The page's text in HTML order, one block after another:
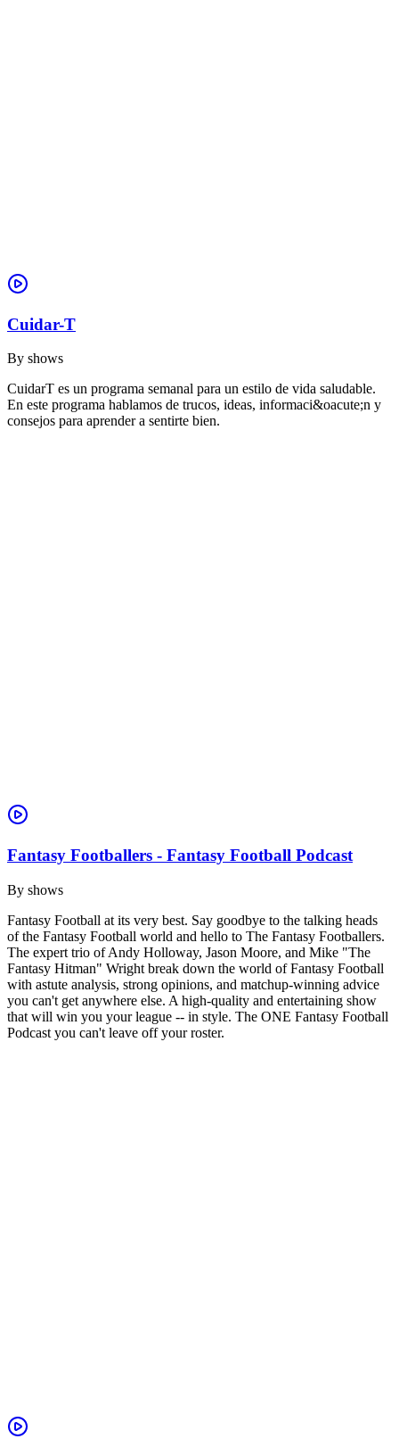
Cuidar-T
By shows
CuidarT es un programa semanal para un estilo de vida saludable.
En este programa hablamos de trucos, ideas, informaci&oacute;n y
consejos para aprender a sentirte bien.
Fantasy Footballers - Fantasy Football Podcast
By shows
Fantasy Football at its very best. Say goodbye to the talking heads
of the Fantasy Football world and hello to The Fantasy Footballers.
The expert trio of Andy Holloway, Jason Moore, and Mike "The
Fantasy Hitman" Wright break down the world of Fantasy Football
with astute analysis, strong opinions, and matchup-winning advice
you can't get anywhere else. A high-quality and entertaining show
that will win you your league -- in style. The ONE Fantasy Football
Podcast you can't leave off your roster.